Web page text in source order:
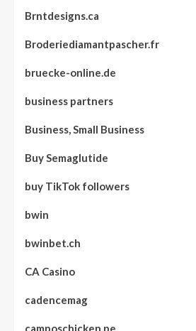
Brntdesigns.ca
Broderiediamantpascher.fr
bruecke-online.de
business partners
Business, Small Business
Buy Semaglutide
buy TikTok followers
bwin
bwinbet.ch
CA Casino
cadencemag
camposchicken.pe